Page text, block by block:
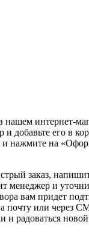
нашем интернет-
добавьте его в
нажмите на
заказ,
менеджер и
вам придет
почту или через
и радоваться